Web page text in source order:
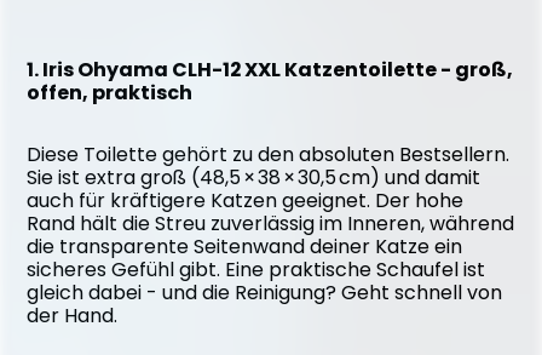
1. Iris Ohyama CLH-12 XXL Katzentoilette - groß,
offen, praktisch
Diese Toilette gehört zu den absoluten Bestsellern.
Sie ist extra groß (48,5 × 38 × 30,5 cm) und damit
auch für kräftigere Katzen geeignet. Der hohe
Rand hält die Streu zuverlässig im Inneren, während
die transparente Seitenwand deiner Katze ein
sicheres Gefühl gibt. Eine praktische Schaufel ist
gleich dabei - und die Reinigung? Geht schnell von
der Hand.